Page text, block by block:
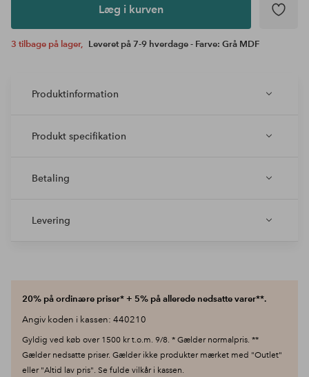
Læg i kurven
3 tilbage på lager, Leveret på 7-9 hverdage - Farve: Grå MDF
Produktinformation
Produkt specifikation
Betaling
Levering
20% på ordinære priser* + 5% på allerede nedsatte varer**.
Angiv koden i kassen: 440210
Gyldig ved køb over 1500 kr t.o.m. 9/8. * Gælder normalpris. **
Gælder nedsatte priser. Gælder ikke produkter mærket med "Outlet"
eller "Altid lav pris". Se fulde vilkår i kassen.